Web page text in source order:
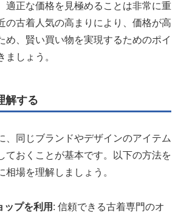
適正な価格を見極めることは非常に重
の古着人気の高まりにより、価格が高
め、賢い買い物を実現するためのポイ
ましょう。
解する
、同じブランドやデザインのアイテム
ておくことが基本です。以下の方法を
相場を理解しましょう。
ップを利用 : 信頼できる古着専門のオ